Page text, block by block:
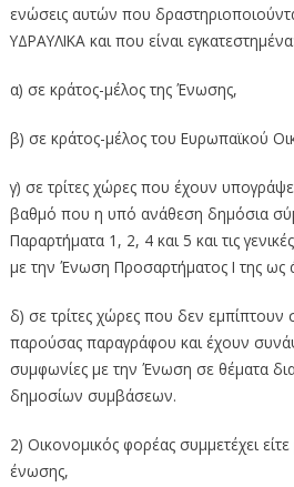
ενώσεις αυτών που
ΥΔΡΑΥΛΙΚΑ και που είναι εγκατεστημένα:
α) σε κράτος-μέλος της Ένωσης,
β) σε κράτος-μέλος του Ευρωπαϊκού
γ) σε τρίτες χώρες που έχουν
βαθμό που η υπό ανάθεση δημόσια
Παραρτήματα 1, 2, 4 και 5 και τις
με την Ένωση Προσαρτήματος I της ως
δ) σε τρίτες χώρες που δεν εμπίπτουν
παρούσας παραγράφου και έχουν
συμφωνίες με την Ένωση σε θέματα
δημοσίων συμβάσεων.
2) Οικονομικός φορέας συμμετέχει
ένωσης,